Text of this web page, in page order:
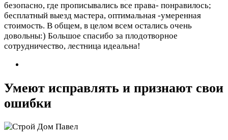
безопасно, где прописывались все права- понравилось;
бесплатный выезд мастера, оптимальная -умеренная
стоимость. В общем, в целом всем остались очень
довольны:) Большое спасибо за плодотворное
сотрудничество, лестница идеальна!
Умеют исправлять и признают свои
ошибки